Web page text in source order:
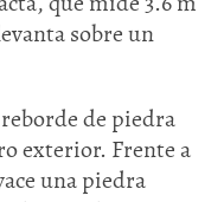
sobre un
de piedra
exterior. Frente a
una piedra